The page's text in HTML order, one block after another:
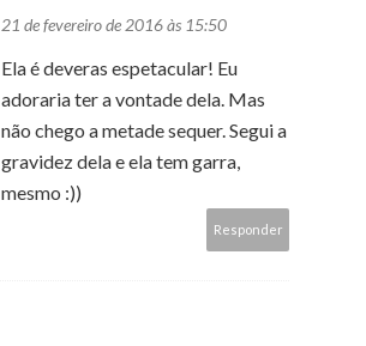
21 de fevereiro de 2016 às 15:50
Ela é deveras espetacular! Eu
adoraria ter a vontade dela. Mas
não chego a metade sequer. Segui a
gravidez dela e ela tem garra,
mesmo :))
Responder